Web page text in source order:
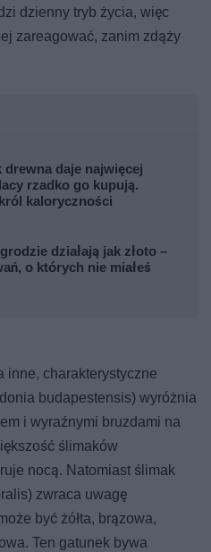
dzienny tryb życia, więc
zareagować, zanim zdąży
drewna daje najwięcej
rzadko go kupują.
kaloryczności
działają jak złoto –
o których nie miałeś
inne, charakterystyczne
budapestensis) wyróżnia
i wyraźnymi bruzdami na
ślimaków
nocą. Natomiast ślimak
zwraca uwagę
być żółta, brązowa,
Ten gatunek bywa